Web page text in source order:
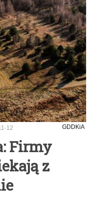
12 GDDKiA
Firmy
z